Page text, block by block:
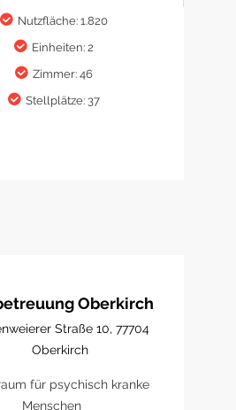
Nutzfläche: 1.820
Einheiten: 2
Zimmer: 46
Stellplätze: 37
Oberkirch
Straße 10, 77704
Oberkirch
für psychisch kranke
Menschen